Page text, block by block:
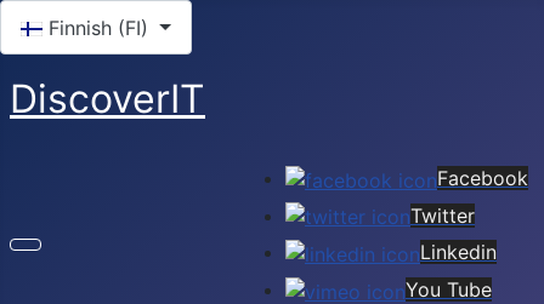
Finnish (FI)
DiscoverIT
Facebook
Twitter
Linkedin
You Tube